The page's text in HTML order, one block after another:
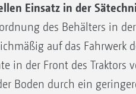
Einsatz in der
des Behälters in
auf das Fahrwerk
in der Front des Traktors
Boden durch ein